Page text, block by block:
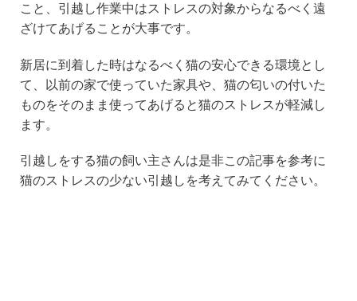
こと、引越し作業中はストレスの対象からなるべく遠
ざけてあげることが大事です。
新居に到着した時はなるべく猫の安心できる環境とし
て、以前の家で使っていた家具や、猫の匂いの付いた
ものをそのまま使ってあげると猫のストレスが軽減し
ます。
引越しをする猫の飼い主さんは是非この記事を参考に
猫のストレスの少ない引越しを考えてみてください。